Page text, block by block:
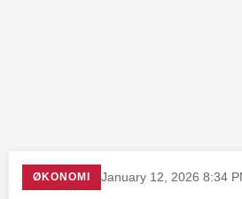
ØKONOMI January 12, 2026 8:34